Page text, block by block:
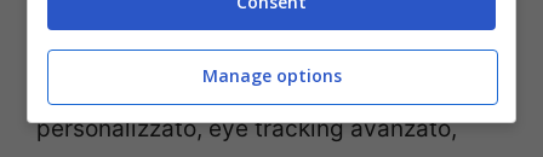
come HDR, feedback del visore
personalizzato, eye tracking avanzato,
Manage options